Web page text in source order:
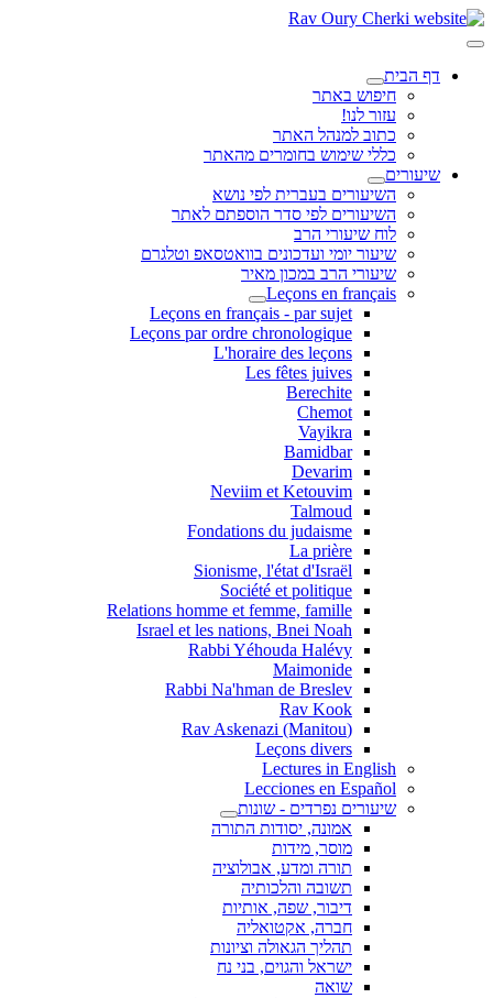
דף הבית
חיפוש באתר
עזור לנו!
כתוב למנהל האתר
כללי שימוש בחומרים מהאתר
שיעורים
השיעורים בעברית לפי נושא
השיעורים לפי סדר הוספתם לאתר
לוח שיעורי הרב
שיעור יומי ועדכונים בוואטסאפ וטלגרם
שיעורי הרב במכון מאיר
Leçons en français
Leçons en français - par sujet
Leçons par ordre chronologique
L'horaire des leçons
Les fêtes juives
Berechite
Chemot
Vayikra
Bamidbar
Devarim
Neviim et Ketouvim
Talmoud
Fondations du judaisme
La prière
Sionisme, l'état d'Israël
Société et politique
Relations homme et femme, famille
Israel et les nations, Bnei Noah
Rabbi Yéhouda Halévy
Maimonide
Rabbi Na'hman de Breslev
Rav Kook
(Rav Askenazi (Manitou
Leçons divers
Lectures in English
Lecciones en Español
שיעורים נפרדים - שונות
אמונה, יסודות התורה
מוסר, מידות
תורה ומדע, אבולוציה
תשובה והלכותיה
דיבור, שפה, אותיות
חברה, אקטואליה
תהליך הגאולה וציונות
ישראל והגוים, בני נח
שואה